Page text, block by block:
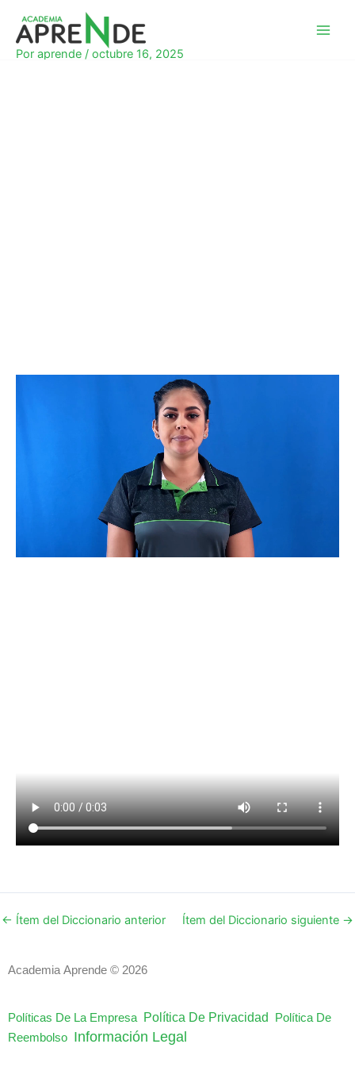
contenido
Por aprende / octubre 16, 2025
← Ítem del Diccionario anterior Ítem del Diccionario siguiente →
Academia Aprende © 2026
Políticas De La Empresa Política De Privacidad
Política De
Reembolso Información Legal